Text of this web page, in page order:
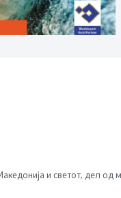
и светот, дел од